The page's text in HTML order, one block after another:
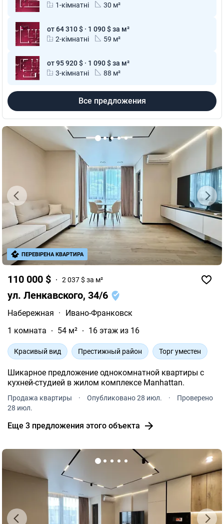
1-кімнатні
30 м²
от 64 310 $ · 1 090 $ за м²
2-кімнатні
59 м²
от 95 920 $ · 1 090 $ за м²
3-кімнатні
88 м²
Все предложения
110 000 $ 2 037 $ за м²
ул. Ленкавского, 34/6
Набережная ·
Ивано-Франковск
1 комната
54 м² 16 этаж из 16
Красивый вид Престижный район Торг уместен
Шикарное предложение однокомнатной квартиры с
кухней-студией в жилом комплексе Manhattan.
Продажа квартиры · Опубликовано 28 июл. ·
Проверено
28 июл.
Еще 3 предложения этого объекта
ПЕРЕВІРЕНА КВАРТИРА